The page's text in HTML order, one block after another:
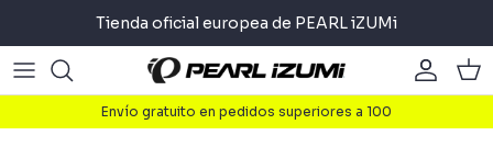
contenido
Tienda oficial europea de PEARL iZUMi
Carretera
Carretera
About
Envío gratuito en pedidos superiores a 100